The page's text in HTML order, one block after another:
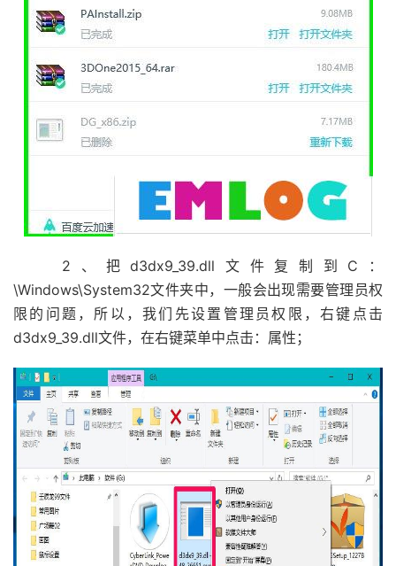
2、把d3dx9_39.dll文件复制到C：
\Windows\System32文件夹中，一般会出现需要管理员权
限的问题，所以，我们先设置管理员权限，右键点击
d3dx9_39.dll文件，在右键菜单中点击：属性；